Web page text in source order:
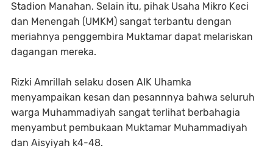
Stadion Manahan. Selain itu, pihak Usaha Mikro Keci
dan Menengah (UMKM) sangat terbantu dengan
meriahnya penggembira Muktamar dapat melariskan
dagangan mereka.
Rizki Amrillah selaku dosen AIK Uhamka
menyampaikan kesan dan pesannnya bahwa seluruh
warga Muhammadiyah sangat terlihat berbahagia
menyambut pembukaan Muktamar Muhammadiyah
dan Aisyiyah k4-48.